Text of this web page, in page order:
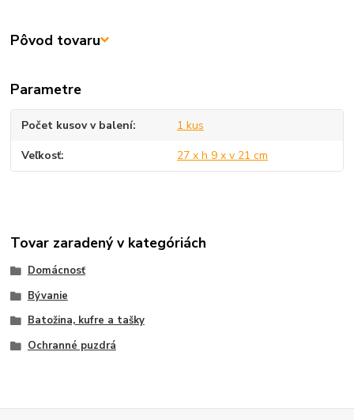
Pôvod tovaru
Parametre
Počet kusov v balení 1 kus
Veľkosť 27 x h 9 x v 21 cm
Tovar zaradený v kategóriách
Domácnosť
Bývanie
Batožina, kufre a tašky
Ochranné puzdrá